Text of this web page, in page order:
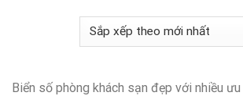
Biển số phòng khách sạn đẹp với nhiều